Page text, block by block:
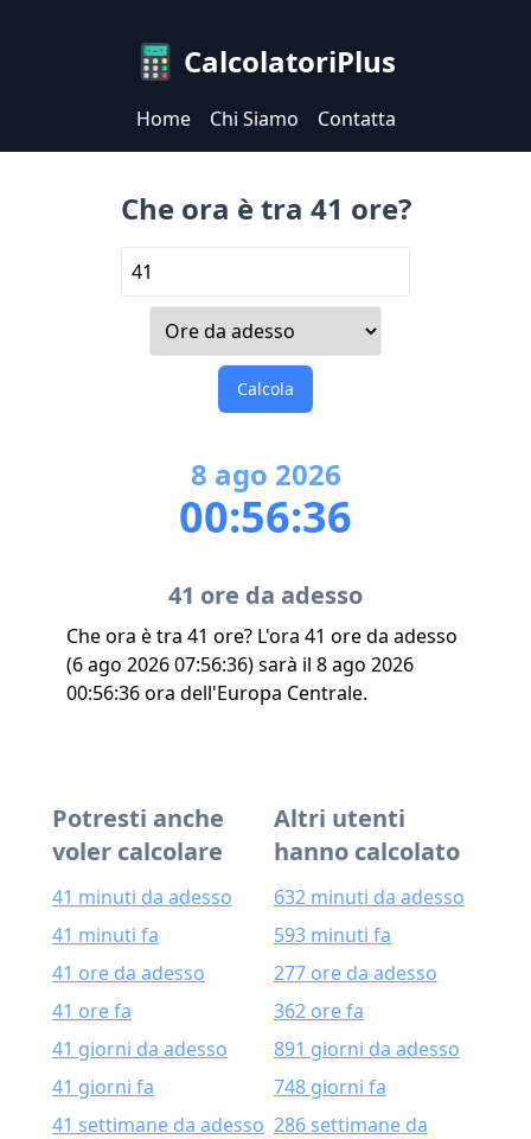
CalcolatoriPlus
Home Chi Siamo Contatta
Che ora è tra 41 ore?
Calcola
8 ago 2026
00:56:36
41 ore da adesso
Che ora è tra 41 ore? L'ora 41 ore da adesso
(6 ago 2026 07:56:36) sarà il 8 ago 2026
00:56:36 ora dell'Europa Centrale.
Potresti anche
voler calcolare
41 minuti da adesso
41 minuti fa
41 ore da adesso
41 ore fa
41 giorni da adesso
41 giorni fa
41 settimane da adesso
Altri utenti
hanno calcolato
632 minuti da adesso
593 minuti fa
277 ore da adesso
362 ore fa
891 giorni da adesso
748 giorni fa
286 settimane da